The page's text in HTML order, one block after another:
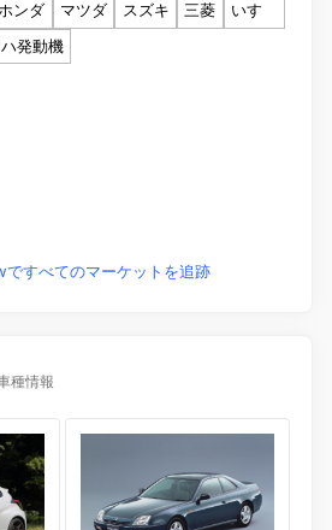
ンダ マツダ スズキ 三菱
いすゞ
発動機
すべてのマーケットを追跡
種情報